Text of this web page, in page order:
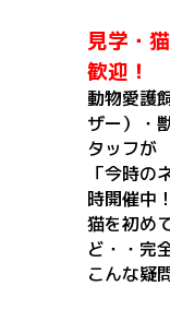
見学・
歓迎！
動物愛護
ザー）・
タッフが
「今時の
時開催中！
猫を初め
ど・・完
こんな疑